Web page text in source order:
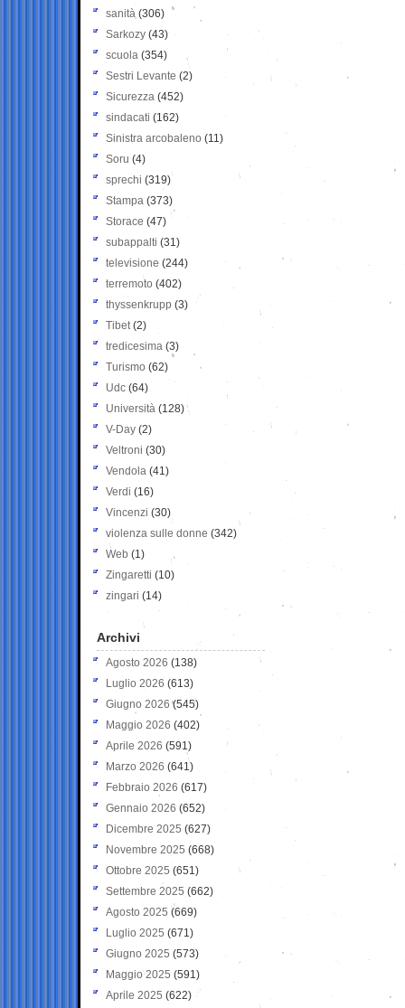
sanità (306)
Sarkozy (43)
scuola (354)
Sestri Levante (2)
Sicurezza (452)
sindacati (162)
Sinistra arcobaleno (11)
Soru (4)
sprechi (319)
Stampa (373)
Storace (47)
subappalti (31)
televisione(244)
terremoto (402)
thyssenkrupp (3)
Tibet(2)
tredicesima (3)
Turismo (62)
Udc (64)
Università (128)
V-Day (2)
Veltroni (30)
Vendola (41)
Verdi (16)
Vincenzi (30)
violenza sulle donne (342)
Web (1)
Zingaretti (10)
zingari (14)
Archivi
Agosto 2026 (138)
Luglio 2026 (613)
Giugno 2026 (545)
Maggio 2026 (402)
Aprile 2026 (591)
Marzo 2026 (641)
Febbraio 2026 (617)
Gennaio 2026 (652)
Dicembre 2025 (627)
Novembre 2025 (668)
Ottobre 2025 (651)
Settembre 2025 (662)
Agosto 2025 (669)
Luglio 2025 (671)
Giugno 2025 (573)
Maggio 2025 (591)
Aprile 2025 (622)